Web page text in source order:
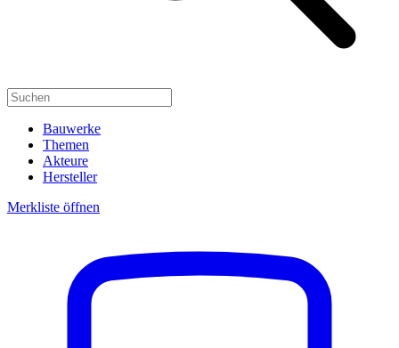
Bauwerke
Themen
Akteure
Hersteller
Merkliste öffnen